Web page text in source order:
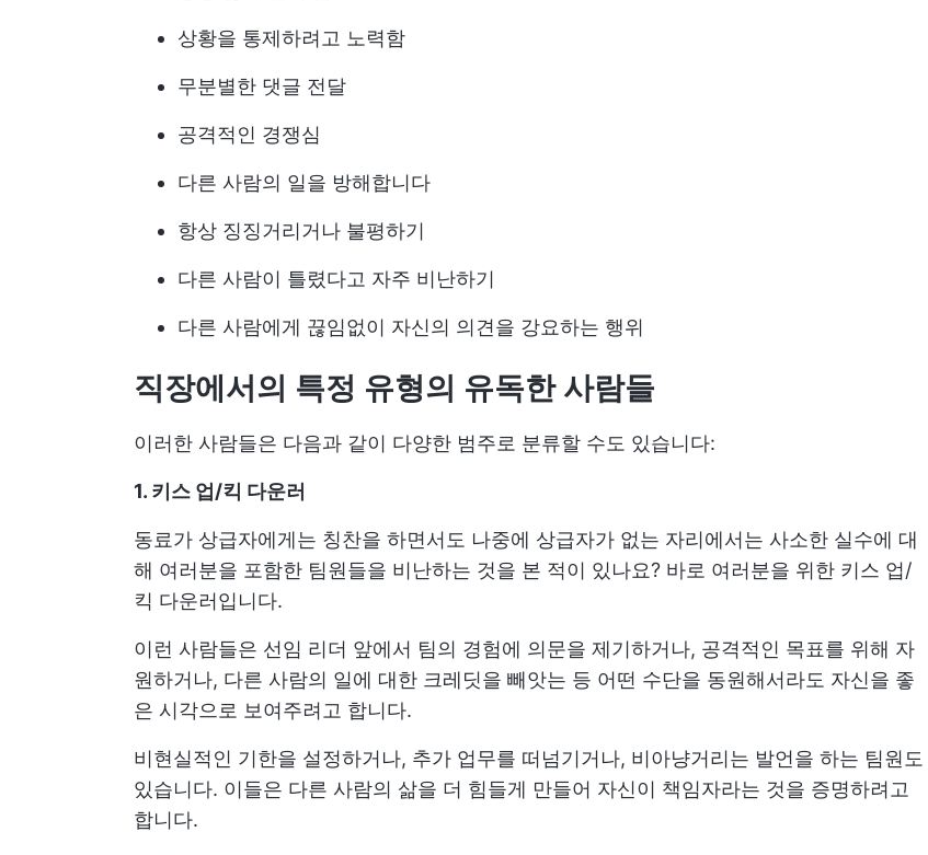
상황을 통제하려고 노력함
무분별한 댓글 전달
공격적인 경쟁심
다른 사람의 일을 방해합니다
항상 징징거리거나 불평하기
다른 사람이 틀렸다고 자주 비난하기
다른 사람에게 끊임없이 자신의 의견을 강요하는 행위
직장에서의 특정 유형의 유독한 사람들
이러한 사람들은 다음과 같이 다양한 범주로 분류할 수도 있습니다:
1. 키스 업/킥 다운러
동료가 상급자에게는 칭찬을 하면서도 나중에 상급자가 없는 자리에서는 사소한 실수에 대
해 여러분을 포함한 팀원들을 비난하는 것을 본 적이 있나요? 바로 여러분을 위한 키스 업/
킥 다운러입니다.
이런 사람들은 선임 리더 앞에서 팀의 경험에 의문을 제기하거나, 공격적인 목표를 위해 자
원하거나, 다른 사람의 일에 대한 크레딧을 빼앗는 등 어떤 수단을 동원해서라도 자신을 좋
은 시각으로 보여주려고 합니다.
비현실적인 기한을 설정하거나, 추가 업무를 떠넘기거나, 비아냥거리는 발언을 하는 팀원도
있습니다. 이들은 다른 사람의 삶을 더 힘들게 만들어 자신이 책임자라는 것을 증명하려고
합니다.